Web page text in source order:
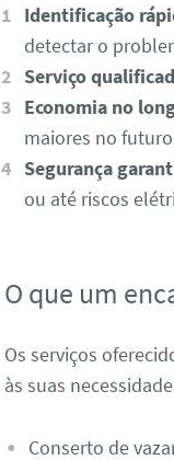
Identificação
detectar o
Serviço
Economia no
maiores no
Segurança
ou até riscos
O que um
Os serviços
às suas
Conserto de